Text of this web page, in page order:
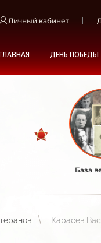
Личный кабинет
ДЕНЬ ПОБЕДЫ
База
Карасев